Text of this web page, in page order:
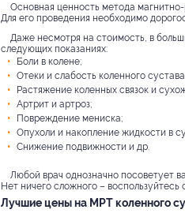
Основная ценность метода
Для его проведения необходимо
Даже несмотря на стоимость, в
следующих показаниях:
Боли в колене;
Отеки и слабость коленного
Растяжение коленных связок и
Артрит и артроз;
Повреждение мениска;
Опухоли и накопление жидкости в
Снижение подвижности и др.
Любой врач однозначно посоветует
Нет ничего сложного –
Лучшие цены на МРТ коленного